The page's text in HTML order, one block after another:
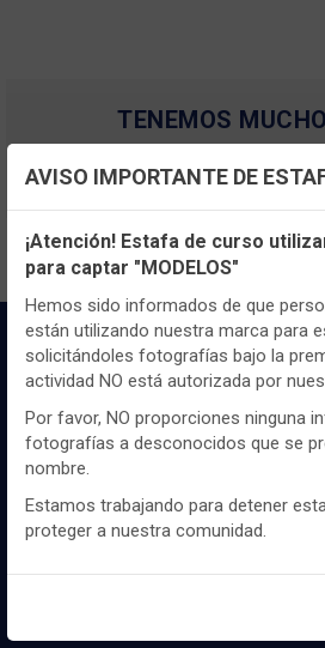
TENEMOS
Registrateaquípara
contenido y los
marcaas de ropa y
mercado, marcas tanto
experiencia como
Configuración de cookies
Utilizamos cookies propias y de
persistentes, para hacer funcionar de
página web y personalizar su
Igualmente, utilizamos cookies para
la navegación que realizas y para
gustos y preferencias.
Puedesconfigurary aceptar el uso
Para obtener más información visita
cookies.
Configurar
AVISO IMPORTANTE DE
¡Atención! Estafa de curso
para captar "MODELOS"
Hemos sido informados de que
están utilizando nuestra marca para
solicitándoles fotografías bajo la
actividad NO está autorizada por
Por favor, NO proporciones ninguna
fotografías a desconocidos que se
nombre.
Estamos trabajando para detener
proteger a nuestra comunidad.